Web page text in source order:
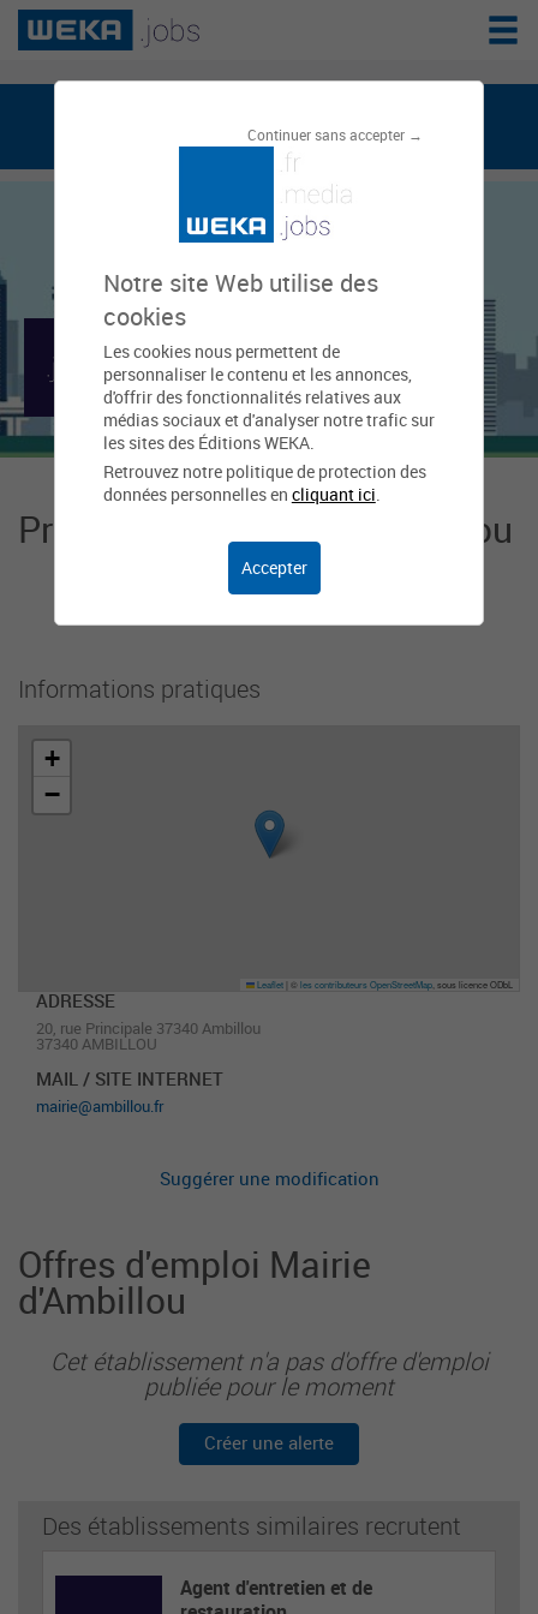
Continuer sans accepter →
Notre site Web utilise des
cookies
Les cookies nous permettent de
personnaliser le contenu et les annonces,
d'offrir des fonctionnalités relatives aux
médias sociaux et d'analyser notre trafic sur
les sites des Éditions WEKA.
Retrouvez notre politique de protection des
données personnelles en cliquant ici.
Accepter
weka.jobs, le réseau de l'emploi public
Mairie d'Ambillou
Présentation Mairie d'Ambillou
Cet organisme n'a pas encore ajouté de
Informations pratiques
+
−
Leaflet ©les contributeurs OpenStreetMap , sous licence ODbL
ADRESSE
20, rue Principale 37340 Ambillou
37340 AMBILLOU
MAIL / SITE INTERNET
mairie@ambillou.fr
Suggérer une modification
Offres d'emploi Mairie
d'Ambillou
Cet établissement n'a pas d'offre d'emploi
publiée pour le moment
Créer une alerte
Des établissements similaires recrutent
Agent d'entretien et de